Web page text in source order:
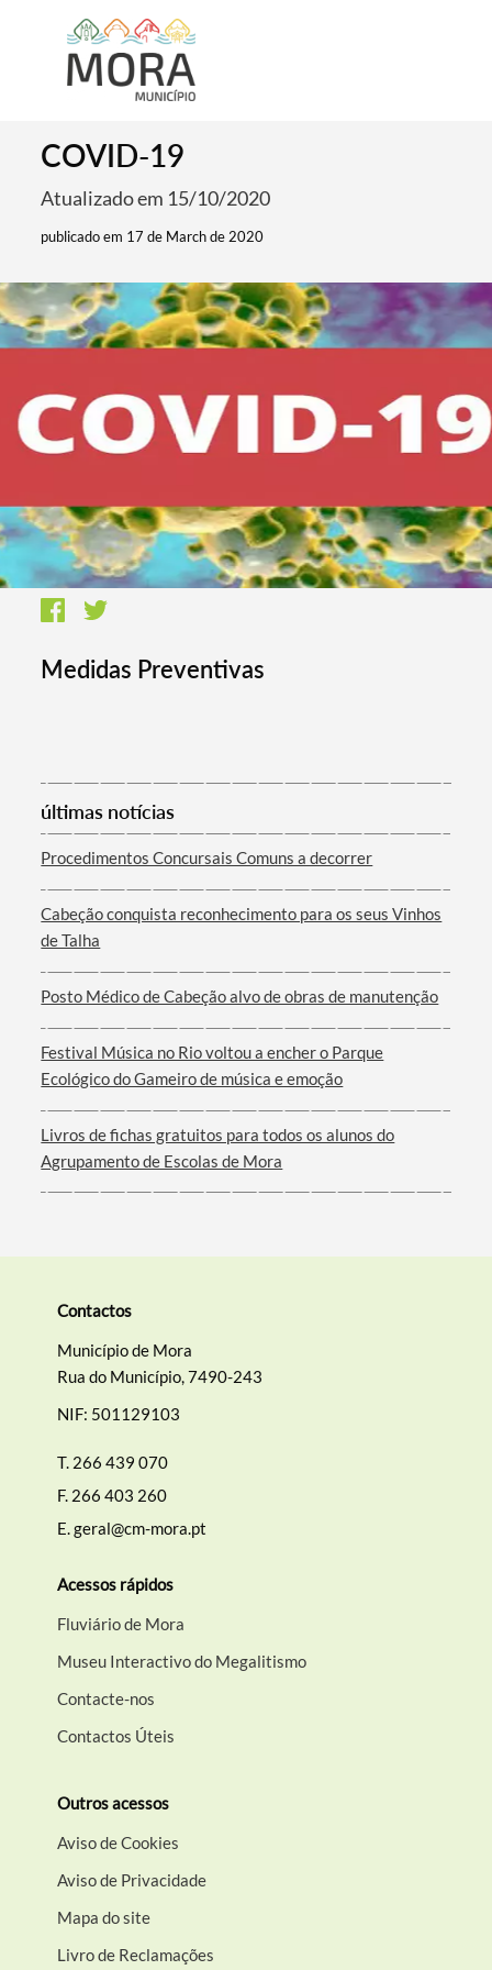
Termo de Pesquisa
Categorias gerais
Filtros
COVID-19
Atualizado em 15/10/2020
publicado em 17 de March de 2020
Medidas Preventivas
últimas notícias
Procedimentos Concursais Comuns a decorrer
Cabeção conquista reconhecimento para os seus Vinhos
de Talha
Posto Médico de Cabeção alvo de obras de manutenção
Festival Música no Rio voltou a encher o Parque
Ecológico do Gameiro de música e emoção
Livros de fichas gratuitos para todos os alunos do
Agrupamento de Escolas de Mora
Contactos
Município de Mora
Rua do Município, 7490-243
NIF: 501129103
T. 266 439 070
F. 266 403 260
E.geral@cm-mora.pt
Acessos rápidos
Fluviário de Mora
Museu Interactivo do Megalitismo
Contacte-nos
Contactos Úteis
Outros acessos
Aviso de Cookies
Aviso de Privacidade
Mapa do site
Livro de Reclamações